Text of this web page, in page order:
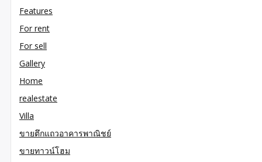
Features
For rent
For sell
Gallery
Home
realestate
Villa
ขายตึกแถวอาคารพาณิชย์
ขายทาวน์โฮม